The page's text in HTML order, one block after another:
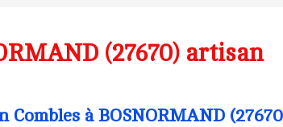
(27670) artisan
à BOSNORMAND